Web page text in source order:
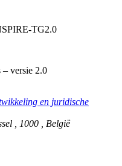
TG2.0
versie 2.0
en juridische
1000
België